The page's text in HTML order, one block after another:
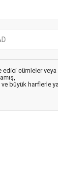
cümleler veya
büyük harflerle